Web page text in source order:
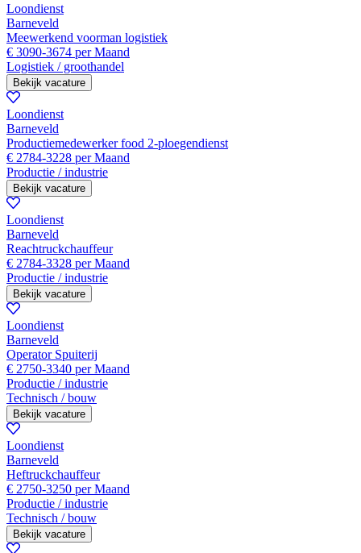
Loondienst
Barneveld
Meewerkend voorman logistiek
€ 3090-3674 per Maand
Logistiek / groothandel
Bekijk vacature
Loondienst
Barneveld
Productiemedewerker food 2-ploegendienst
€ 2784-3228 per Maand
Productie / industrie
Bekijk vacature
Loondienst
Barneveld
Reachtruckchauffeur
€ 2784-3328 per Maand
Productie / industrie
Bekijk vacature
Loondienst
Barneveld
Operator Spuiterij
€ 2750-3340 per Maand
Productie / industrie
Technisch / bouw
Bekijk vacature
Loondienst
Barneveld
Heftruckchauffeur
€ 2750-3250 per Maand
Productie / industrie
Technisch / bouw
Bekijk vacature